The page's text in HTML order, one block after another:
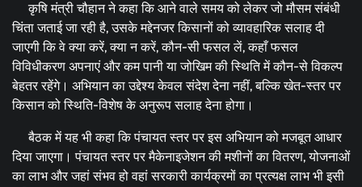
कृषि मंत्री चौहान ने कहा कि आने वाले समय को लेकर जो मौसम संबंधी
चिंता जताई जा रही है, उसके मद्देनजर किसानों को व्यावहारिक सलाह दी
जाएगी कि वे क्या करें, क्या न करें, कौन-सी फसल लें, कहाँ फसल
विविधीकरण अपनाएं और कम पानी या जोखिम की स्थिति में कौन-से विकल्प
बेहतर रहेंगे। अभियान का उद्देश्य केवल संदेश देना नहीं, बल्कि खेत-स्तर पर
किसान को स्थिति-विशेष के अनुरूप सलाह देना होगा।
बैठक में यह भी कहा कि पंचायत स्तर पर इस अभियान को मजबूत आधार
दिया जाएगा। पंचायत स्तर पर मैकेनाइजेशन की मशीनों का वितरण, योजनाओं
का लाभ और जहां संभव हो वहां सरकारी कार्यक्रमों का प्रत्यक्ष लाभ भी इसी